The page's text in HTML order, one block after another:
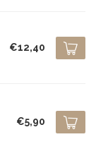
€12,40
€5,90